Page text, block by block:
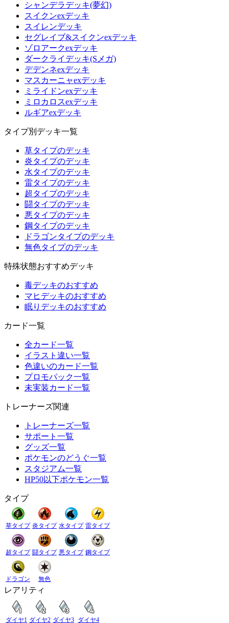
シャンデラデッキ(夢幻)
スイクンexデッキ
スイレンデッキ
セグレイブ&スイクンexデッキ
ゾロアークexデッキ
ダークライデッキ(Sメガ)
デデンネexデッキ
マスカーニャexデッキ
ミライドンexデッキ
ミロカロスexデッキ
ルギアexデッキ
タイプ別デッキ一覧
草タイプのデッキ
炎タイプのデッキ
水タイプのデッキ
雷タイプのデッキ
超タイプのデッキ
闘タイプのデッキ
悪タイプのデッキ
鋼タイプのデッキ
ドラゴンタイプのデッキ
無色タイプのデッキ
特殊状態おすすめデッキ
毒デッキのおすすめ
マヒデッキのおすすめ
眠りデッキのおすすめ
カード一覧
全カード一覧
イラスト違い一覧
色違いのカード一覧
プロモパック一覧
未実装カード一覧
トレーナーズ関連
トレーナーズ一覧
サポート一覧
グッズ一覧
ポケモンのどうぐ一覧
スタジアム一覧
HP50以下ポケモン一覧
タイプ
草タイプ 炎タイプ 水タイプ 雷タイプ
超タイプ 闘タイプ 悪タイプ 鋼タイプ
ドラゴン 無色
レアリティ
ダイヤ1 ダイヤ2 ダイヤ3 ダイヤ4